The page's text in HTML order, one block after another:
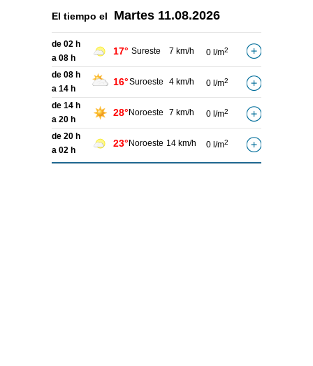
El tiempo el Martes 11.08.2026
de 02 h
a 08 h
17° Sureste 7 km/h 0 l/m2
de 08 h
a 14 h
16°Suroeste 4 km/h 0 l/m2
de 14 h
a 20 h
28° Noroeste 7 km/h 0 l/m2
de 20 h
a 02 h
23° Noroeste 14 km/h 0 l/m2